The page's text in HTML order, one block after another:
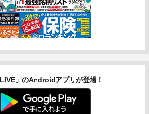
LIVE」のAndroidアプリが登場！